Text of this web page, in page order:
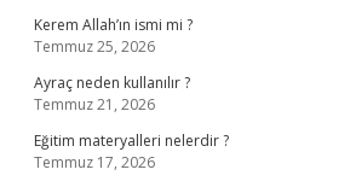
Kerem Allah’ın ismi mi ?
Temmuz 25, 2026
Ayraç neden kullanılır ?
Temmuz 21, 2026
Eğitim materyalleri nelerdir ?
Temmuz 17, 2026